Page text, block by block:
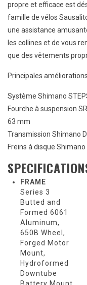
propre et efficace est
famille de vélos
une assistance
les collines et de vous
que des vêtements
Principales
Système Shimano
Fourche à suspension
63 mm
Transmission Shimano
Freins à disque Shimano
FRAME
Series 3
Butted and
Formed 6061
Aluminum,
650B Wheel,
Forged Motor
Mount,
Hydroformed
Downtube